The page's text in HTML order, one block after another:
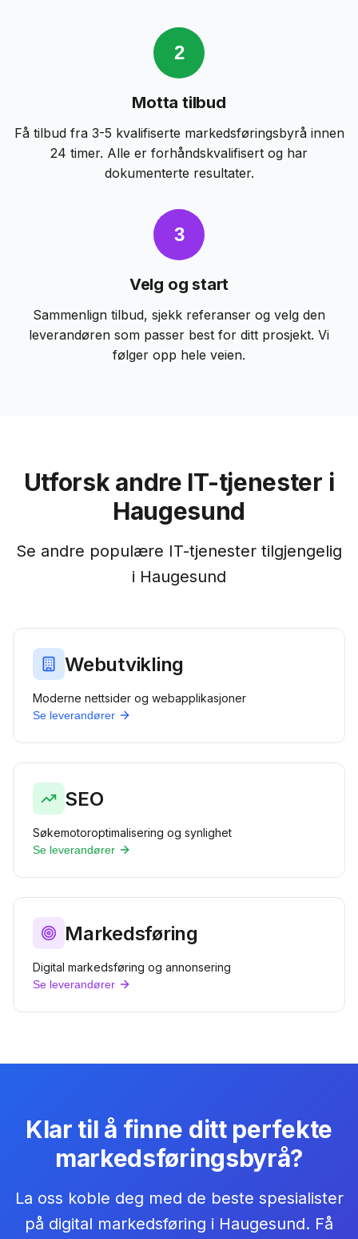
2
Motta tilbud
Få tilbud fra 3-5 kvalifiserte markedsføringsbyråinnen
24 timer. Alle er forhåndskvalifisert og har
dokumenterte resultater.
3
Velg og start
Sammenlign tilbud, sjekk referanser og velg den
leverandøren som passer best for ditt prosjekt. Vi
følger opp hele veien.
Utforsk andre IT-tjenester i
Haugesund
Se andre populære IT-tjenester tilgjengelig
i Haugesund
Webutvikling
Moderne nettsider og webapplikasjoner
Se leverandører
SEO
Søkemotoroptimalisering og synlighet
Se leverandører
Markedsføring
Digital markedsføring og annonsering
Se leverandører
Klar til å finne ditt perfekte
markedsføringsbyrå?
La oss koble deg med de beste spesialister
på digital markedsføring i Haugesund. Få